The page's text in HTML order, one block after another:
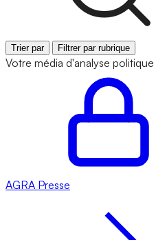
Trier par Filtrer par rubrique
Votre média d'analyse
AGRA Presse